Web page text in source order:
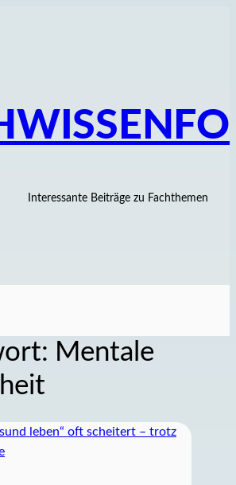
Interessante Beiträge zu Fachthemen
Mentale